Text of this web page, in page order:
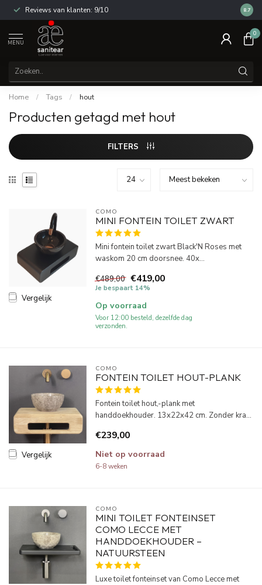
Reviews van klanten: 9/10 14
8.7
MENU
0
Home / Tags / hout
Producten getagd met hout
FILTERS
Vergelijk
COMO
MINI FONTEIN TOILET ZWART
Mini fontein toilet zwart Black'N Roses met
waskom 20 cm doorsnee. 40x...
€489,00 €419,00
Je bespaart 14%
Op voorraad
Voor 12:00 besteld, dezelfde dag
verzonden.
Vergelijk
COMO
FONTEIN TOILET HOUT-PLANK
Fontein toilet hout,-plank met
handdoekhouder. 13x22x42 cm. Zonder kra...
€239,00
Niet op voorraad
6-8 weken
COMO
MINI TOILET FONTEINSET
COMO LECCE MET
HANDDOEKHOUDER –
NATUURSTEEN
Luxe toilet fonteinset van Como Lecce met